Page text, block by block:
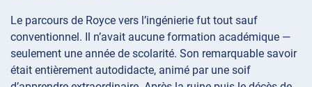
Le parcours de Royce vers l’ingénierie fut tout sauf
conventionnel. Il n’avait aucune formation académique —
seulement une année de scolarité. Son remarquable savoir
était entièrement autodidacte, animé par une soif